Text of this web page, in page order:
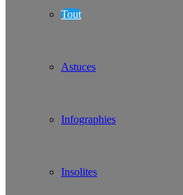
Tout
Astuces
Infographies
Insolites